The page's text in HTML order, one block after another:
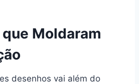
Moldaram
desenhos vai além do